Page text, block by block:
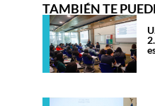
TAMBIÉN TE